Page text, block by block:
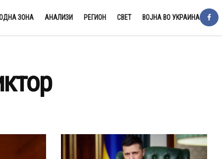
ЗОНА АНАЛИЗИ РЕГИОН СВЕТ ВОЈНА ВО УКРАИНА